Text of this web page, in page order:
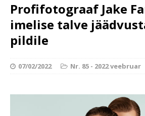
Profifotograaf Jake
imelise talve
pildile
07/02/2022 Nr. 85 - 2022 veebruar